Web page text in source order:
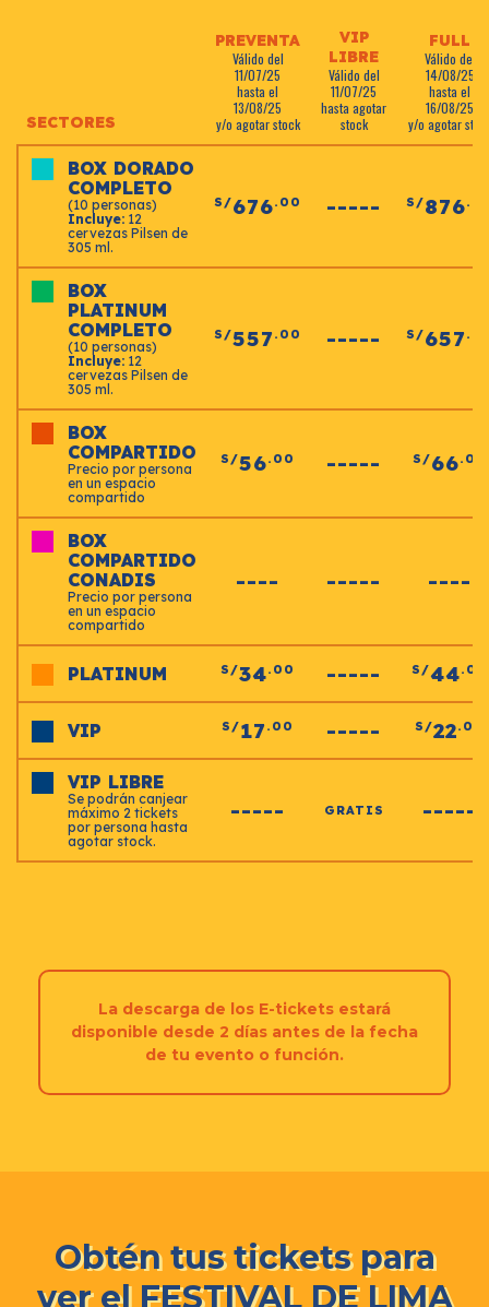
SECTORES
PREVENTA
Válido del
11/07/25
hasta el
13/08/25
y/o agotar stock
VIP
LIBRE
Válido del
11/07/25
hasta agotar
stock
FULL
Válido del
14/08/25
hasta el
16/08/25
y/o agotar
BOX DORADO
COMPLETO
(10 personas)
Incluye: 12
cervezas Pilsen de
305 ml.
S/676.00 ----- S/876
BOX
PLATINUM
COMPLETO
(10 personas)
Incluye: 12
cervezas Pilsen de
305 ml.
S/557.00 ----- S/657
BOX
COMPARTIDO
Precio por persona
en un espacio
compartido
S/56.00 ----- S/66.00
BOX
COMPARTIDO
CONADIS
Precio por persona
en un espacio
compartido
---- ----- ----
PLATINUM S/34.00 ----- S/44.00
VIP S/17.00 ----- S/22.00
VIP LIBRE
Se podrán canjear
máximo 2 tickets
por persona hasta
agotar stock.
----- GRATIS -----
La descarga de los E-tickets estará
disponible desde 2 días antes de la fecha
de tu evento o función.
Obtén tus tickets para
ver el FESTIVAL DE LIMA